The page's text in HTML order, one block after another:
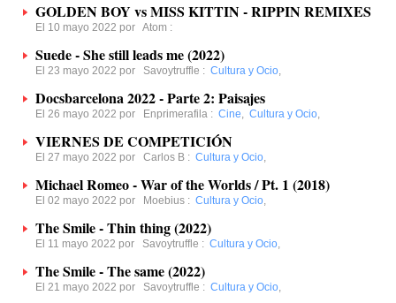
GOLDEN BOY vs MISS KITTIN - RIPPIN REMIXES
El 10 mayo 2022 por Atom :
Suede - She still leads me (2022)
El 23 mayo 2022 por Savoytruffle : Cultura y Ocio,
Docsbarcelona 2022 - Parte 2: Paisajes
El 26 mayo 2022 por Enprimerafila : Cine, Cultura y Ocio,
VIERNES DE COMPETICIÓN
El 27 mayo 2022 por Carlos B : Cultura y Ocio,
Michael Romeo - War of the Worlds / Pt. 1 (2018)
El 02 mayo 2022 por Moebius : Cultura y Ocio,
The Smile - Thin thing (2022)
El 11 mayo 2022 por Savoytruffle : Cultura y Ocio,
The Smile - The same (2022)
El 21 mayo 2022 por Savoytruffle : Cultura y Ocio,